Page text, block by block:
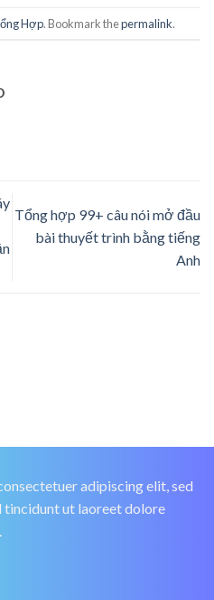
Hợp. Bookmark thepermalink.
Tổng hợp 99+ câu nói mở đầu
bài thuyết trình bằng tiếng
Anh
adipiscing elit, sed
tincidunt ut laoreet dolore